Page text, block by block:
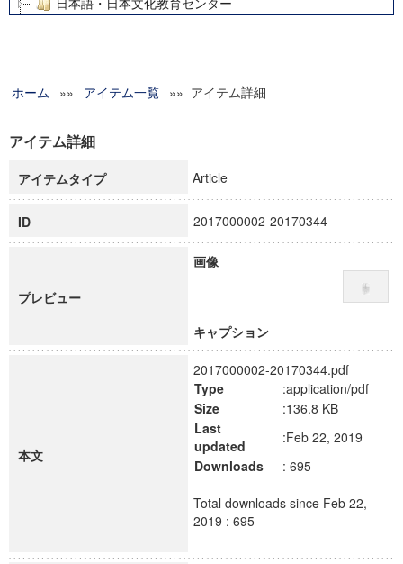
日本語・日本文化教育センター
グローバルリサーチインスティテュート
科学研究費補助金研究成果報告書
慶應義塾大学グローバルCOEプログラム市民社会ガバナンス
慶應義塾大学グローバルCOEプログラム論理と感性の先端的
博士課程教育リーディングプログラム「超成熟社会発展のサ
学術雑誌掲載論文等(8)
ホーム »» アイテム一覧 »» アイテム詳細
アイテム詳細
アイテムタイプ Article
ID 2017000002-20170344
プレビュー
画像
キャプション
本文
2017000002-20170344.pdf
Type
:application/pdf
Size
:136.8 KB
Last
updated
:Feb 22, 2019
Downloads
: 695
Total downloads since Feb 22,
2019 : 695